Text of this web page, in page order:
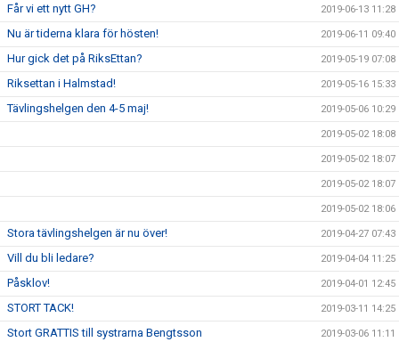
Får vi ett nytt GH? 2019-06-13 11:28
Nu är tiderna klara för hösten! 2019-06-11 09:40
Hur gick det på RiksEttan? 2019-05-19 07:08
Riksettan i Halmstad! 2019-05-16 15:33
Tävlingshelgen den 4-5 maj! 2019-05-06 10:29
2019-05-02 18:08
2019-05-02 18:07
2019-05-02 18:07
2019-05-02 18:06
Stora tävlingshelgen är nu över! 2019-04-27 07:43
Vill du bli ledare? 2019-04-04 11:25
Påsklov! 2019-04-01 12:45
STORT TACK! 2019-03-11 14:25
Stort GRATTIS till systrarna Bengtsson 2019-03-06 11:11